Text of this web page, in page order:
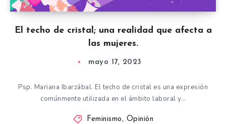
El techo de cristal; una realidad que afecta a
las mujeres.
mayo 17, 2023
Psp. Mariana Ibarzábal. El techo de cristal es una expresión
comúnmente utilizada en el ámbito laboral y…
Feminismo, Opinión